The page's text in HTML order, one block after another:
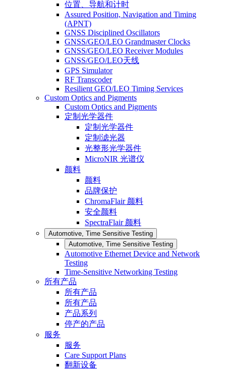
位置、导航和计时
Assured Position, Navigation and Timing
(APNT)
GNSS Disciplined Oscillators
GNSS/GEO/LEO Grandmaster Clocks
GNSS/GEO/LEO Receiver Modules
GNSS/GEO/LEO天线
GPS Simulator
RF Transcoder
Resilient GEO/LEO Timing Services
Custom Optics and Pigments
Custom Optics and Pigments
定制光学器件
定制光学器件
定制滤光器
光整形光学器件
MicroNIR 光谱仪
颜料
颜料
品牌保护
ChromaFlair 颜料
安全颜料
SpectraFlair 颜料
Automotive, Time Sensitive Testing
Automotive, Time Sensitive Testing
Automotive Ethernet Device and Network
Testing
Time-Sensitive Networking Testing
所有产品
所有产品
所有产品
产品系列
停产的产品
服务
服务
Care Support Plans
翻新设备